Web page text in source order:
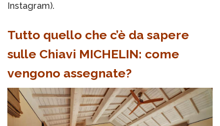
Instagram).
Tutto quello che c’è da sapere
sulle Chiavi MICHELIN: come
vengono assegnate?